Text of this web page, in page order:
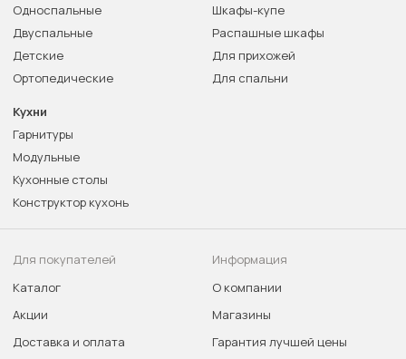
Односпальные
Двуспальные
Детские
Ортопедические
Шкафы-купе
Распашные шкафы
Для прихожей
Для спальни
Кухни
Гарнитуры
Модульные
Кухонные столы
Конструктор кухонь
Для покупателей
Каталог
Акции
Доставка и оплата
Информация
О компании
Магазины
Гарантия лучшей цены